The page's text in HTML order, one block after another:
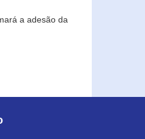
a adesão da